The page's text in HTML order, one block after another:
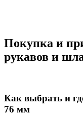
Покупка и
рукавов и
Как выбрать и
76 мм